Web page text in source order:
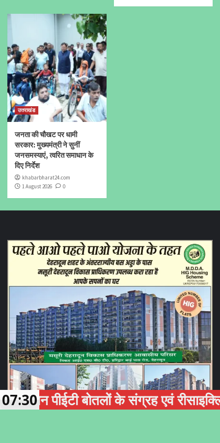
उत्तराखंड
जनता की चौखट पर धामी
सरकार: मुख्यमंत्री ने सुनीं
जनसमस्याएं, त्वरित समाधान के
दिए निर्देश
khabarbharat24.com
1 August 2026
0
बोतलों के संग्रह एवं रीसाइक्लिंग को
07:30